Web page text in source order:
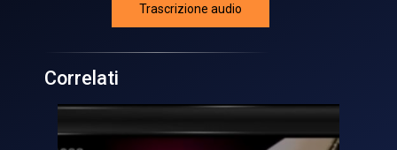
Trascrizione audio
Correlati